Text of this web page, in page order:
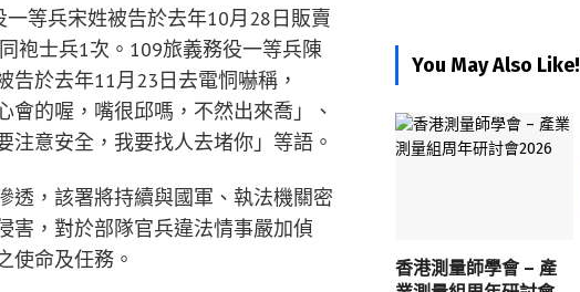
等兵宋姓被告於去年10月28日販賣
袍士兵1次。109旅義務役一等兵陳
於去年11月23日去電恫嚇稱，
會的喔，嘴很邱嗎，不然出來喬」、
注意安全，我要找人去堵你」等語。
透，該署將持續與國軍、執法機關密
害，對於部隊官兵違法情事嚴加偵
使命及任務。
You May Also Like!
香港測量師學會 – 產